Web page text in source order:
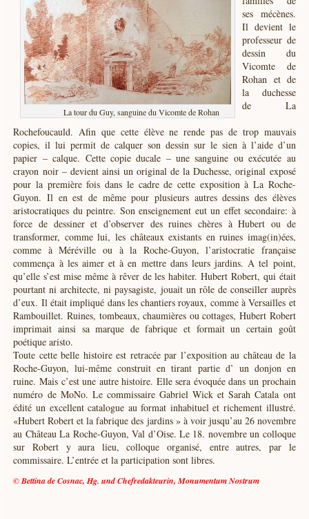
La tour du Guy, sanguine du Vicomte de Rohan
ses mécènes.
Il devient le
professeur de
dessin du
Vicomte de
Rohan et de
la duchesse
de La
Rochefoucauld. Afin que cette élève ne rende pas de trop mauvais
copies, il lui permit de calquer son dessin sur le sien à l’aide d’un
papier – calque. Cette copie ducale – une sanguine ou exécutée au
crayon noir – devient ainsi un original de la Duchesse, original exposé
pour la première fois dans le cadre de cette exposition à La Roche-
Guyon. Il en est de même pour plusieurs autres dessins des élèves
aristocratiques du peintre. Son enseignement eut un effet secondaire: à
force de dessiner et d’observer des ruines chères à Hubert ou de
transformer, comme lui, les châteaux existants en ruines imag(in)ées,
comme à Méréville ou à la Roche-Guyon, l’aristocratie française
commença à les aimer et à en mettre dans leurs jardins. A tel point,
qu’elle s’est mise même à rêver de les habiter. Hubert Robert, qui était
pourtant ni architecte, ni paysagiste, jouait un rôle de conseiller auprès
d’eux. Il était impliqué dans les chantiers royaux, comme à Versailles et
Rambouillet. Ruines, tombeaux, chaumières ou cottages, Hubert Robert
imprimait ainsi sa marque de fabrique et formait un certain goût
poétique aristo.
Toute cette belle histoire est retracée par l’exposition au château de la
Roche-Guyon, lui-même construit en tirant partie d’ un donjon en
ruine. Mais c’est une autre histoire. Elle sera évoquée dans un prochain
numéro de MoNo. Le commissaire Gabriel Wick et Sarah Catala ont
édité un excellent catalogue au format inhabituel et richement illustré.
«Hubert Robert et la fabrique des jardins » à voir jusqu’au 26 novembre
au Château La Roche-Guyon, Val d’Oise. Le 18. novembre un colloque
sur Robert y aura lieu, colloque organisé, entre autres, par le
commissaire. L’entrée et la participation sont libres.
© Bettina de Cosnac, Hg. und Chefredakteurin, Monumentum Nostrum